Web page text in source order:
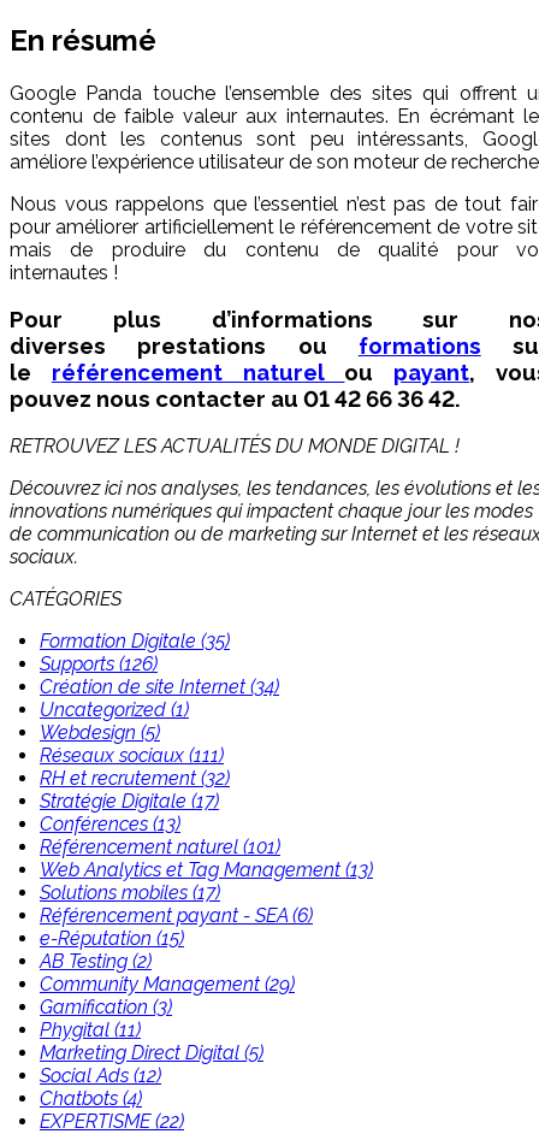
En résumé
Google Panda touche l’ensemble des sites qui offrent
contenu de faible valeur aux internautes. En écrémant
sites dont les contenus sont peu intéressants,
améliore l’expérience utilisateur de son moteur de
Nous vous rappelons que l’essentiel n’est pas de tout
pour améliorer artificiellement le référencement de votre
mais de produire du contenu de qualité pour
internautes !
Pour plus d’informations sur
diverses prestations ou formations
le référencement naturel ou payant,
pouvez nous contacter au 01 42 66 36 42.
RETROUVEZ LES ACTUALITÉS DU MONDE DIGITAL !
Découvrez ici nos analyses, les tendances, les évolutions et
innovations numériques qui impactent chaque jour les modes
de communication ou de marketing sur Internet et les
sociaux.
CATÉGORIES
Formation Digitale (35)
Supports (126)
Création de site Internet (34)
Uncategorized (1)
Webdesign (5)
Réseaux sociaux (111)
RH et recrutement (32)
Stratégie Digitale (17)
Conférences (13)
Référencement naturel (101)
Web Analytics et Tag Management (13)
Solutions mobiles (17)
Référencement payant - SEA (6)
e-Réputation (15)
AB Testing (2)
Community Management (29)
Gamification (3)
Phygital (11)
Marketing Direct Digital (5)
Social Ads (12)
Chatbots (4)
EXPERTISME (22)